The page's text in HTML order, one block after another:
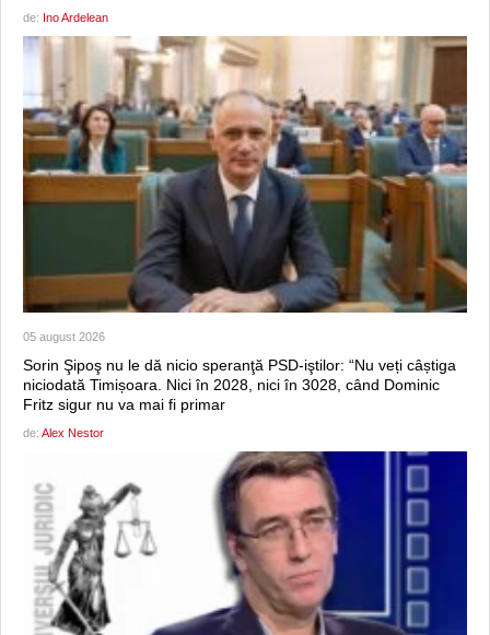
de: Ino Ardelean
05 august 2026
Sorin Şipoş nu le dă nicio speranţă PSD-iştilor: “Nu veți câștiga
niciodată Timișoara. Nici în 2028, nici în 3028, când Dominic
Fritz sigur nu va mai fi primar
de: Alex Nestor